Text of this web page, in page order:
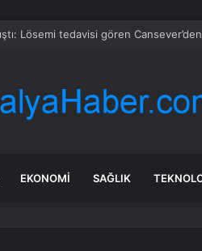
Sahte Para Eğitimi
EKONOMI SAĞLIK